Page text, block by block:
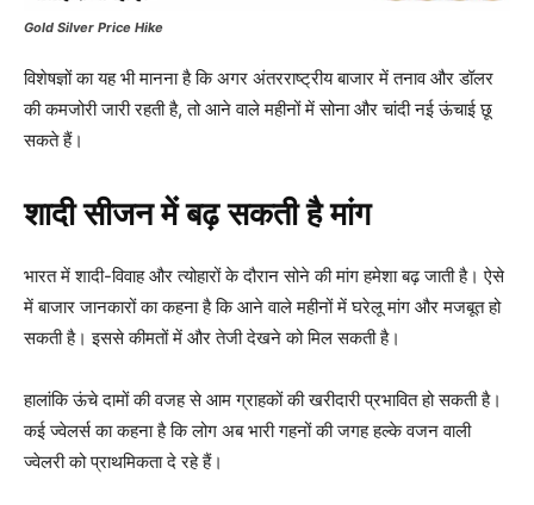
Gold Silver Price Hike
विशेषज्ञों का यह भी मानना है कि अगर अंतरराष्ट्रीय बाजार में तनाव और डॉलर
की कमजोरी जारी रहती है, तो आने वाले महीनों में सोना और चांदी नई ऊंचाई छू
सकते हैं।
शादी सीजन में बढ़ सकती है मांग
भारत में शादी-विवाह और त्योहारों के दौरान सोने की मांग हमेशा बढ़ जाती है। ऐसे
में बाजार जानकारों का कहना है कि आने वाले महीनों में घरेलू मांग और मजबूत हो
सकती है। इससे कीमतों में और तेजी देखने को मिल सकती है।
हालांकि ऊंचे दामों की वजह से आम ग्राहकों की खरीदारी प्रभावित हो सकती है।
कई ज्वेलर्स का कहना है कि लोग अब भारी गहनों की जगह हल्के वजन वाली
ज्वेलरी को प्राथमिकता दे रहे हैं।